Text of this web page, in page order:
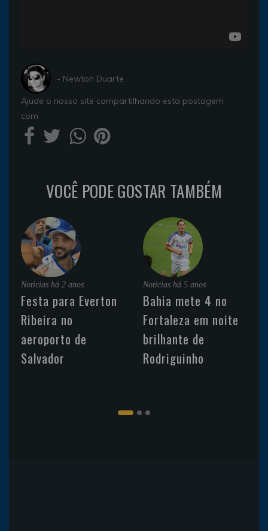
- Newton Duarte
Ajude o nosso site compartilhando esta postagem
com
VOCÊ PODE GOSTAR TAMBÉM
Noticias há 2 anos
Festa para Everton
Ribeira no
aeroporto de
Salvador
Noticias há 5 anos
Bahia mete 4 no
Fortaleza em noite
brilhante de
Rodriguinho